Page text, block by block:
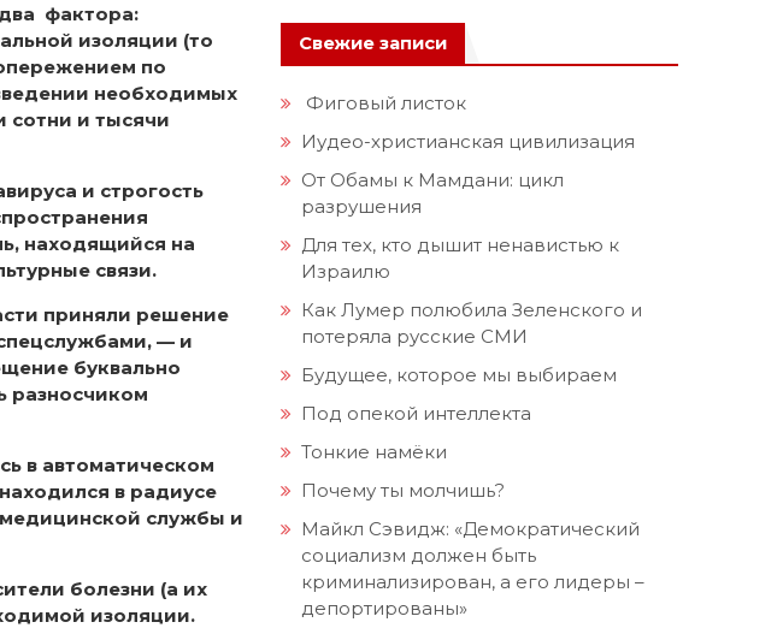
фактора:
изоляции (то
по
необходимых
сотни и тысячи
и строгость
находящийся на
связи.
приняли решение
— и
буквально
разносчиком
в автоматическом
в радиусе
службы и
болезни (а их
изоляции.
Свежие записи
Фиговый листок
Иудео-христианская цивилизация
От Обамы к Мамдани: цикл
разрушения
Для тех, кто дышит ненавистью к
Израилю
Как Лумер полюбила Зеленского и
потеряла русские СМИ
Будущее, которое мы выбираем
Под опекой интеллекта
Тонкие намёки
Почему ты молчишь?
Майкл Сэвидж: «Демократический
социализм должен быть
криминализирован, а его лидеры –
депортированы»